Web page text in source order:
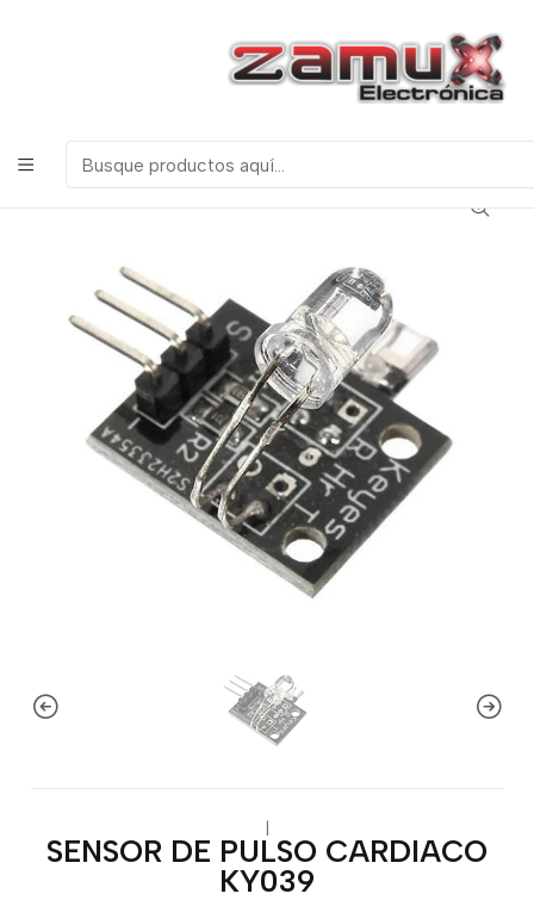
ELECTRONICOS, ROBOTICA & TECNOLOGIA
Productos Arduino
Sensores
SENSOR DE PULSO CARDIACO KY039
|
SENSOR DE PULSO CARDIACO
KY039